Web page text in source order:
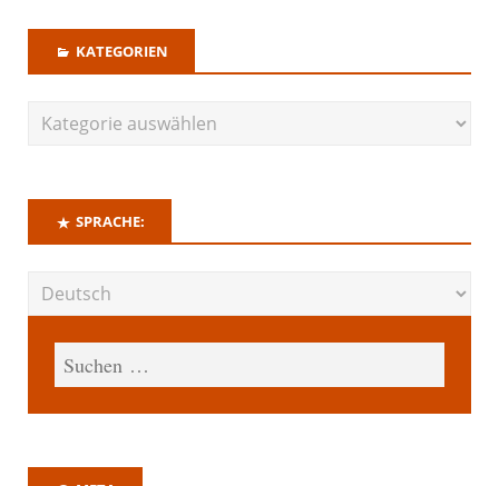
KATEGORIEN
SPRACHE: